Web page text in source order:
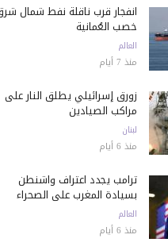
انفجار قرب ناقلة نفط شمال
خصب العُمانية
العالم
منذ 7 أيام
زورق إسرائيلي يطلق النار على
مراكب الصيادين
لبنان
منذ 6 أيام
ترامب يجدد اعتراف واشنطن
بسيادة المغرب على الصحراء
العالم
منذ 6 أيام